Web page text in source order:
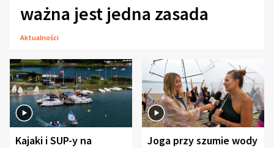
ważna jest jedna zasada
Aktualności
Kajaki i SUP-y na
Joga przy szumie wody